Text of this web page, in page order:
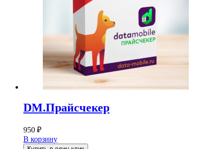
DM.Прайсчекер
950 ₽
В корзину